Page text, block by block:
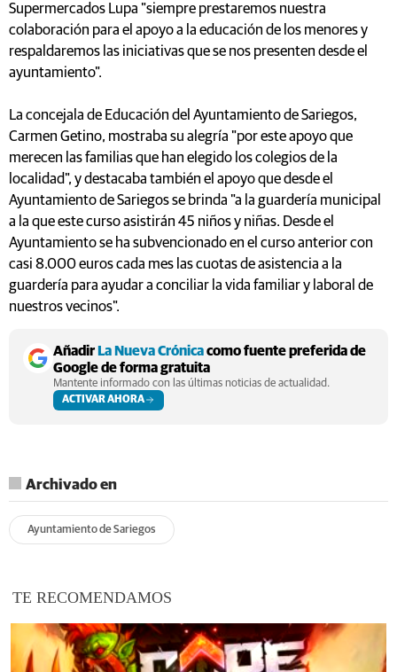
Supermercados Lupa "siempre prestaremos nuestra
colaboración para el apoyo a la educación de los menores y
respaldaremos las iniciativas que se nos presenten desde el
ayuntamiento".
La concejala de Educación del Ayuntamiento de Sariegos,
Carmen Getino, mostraba su alegría "por este apoyo que
merecen las familias que han elegido los colegios de la
localidad", y destacaba también el apoyo que desde el
Ayuntamiento de Sariegos se brinda "a la guardería municipal
a la que este curso asistirán 45 niños y niñas. Desde el
Ayuntamiento se ha subvencionado en el curso anterior con
casi 8.000 euros cada mes las cuotas de asistencia a la
guardería para ayudar a conciliar la vida familiar y laboral de
nuestros vecinos".
AñadirLa Nueva Crónicacomo fuente preferida de
Google de forma gratuita
Mantente informado con las últimas noticias de actualidad.
ACTIVAR AHORA
Archivado en
Ayuntamiento de Sariegos
TE RECOMENDAMOS